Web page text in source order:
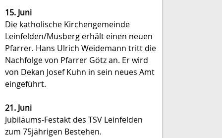
15. Juni
Die katholische Kirchengemeinde
Leinfelden/Musberg erhält einen neuen
Pfarrer. Hans Ulrich Weidemann tritt die
Nachfolge von Pfarrer Götz an. Er wird
von Dekan Josef Kuhn in sein neues Amt
eingeführt.
21. Juni
Jubiläums-Festakt des TSV Leinfelden
zum 75jährigen Bestehen.